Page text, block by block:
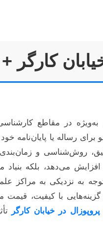
کارگر
در مقاطع
رساله یا پایان‌نامه
روش‌شناسی و
می‌دهد، بلکه
به نزدیکی به مراکز
با کیفیت،
در خیابان کارگر